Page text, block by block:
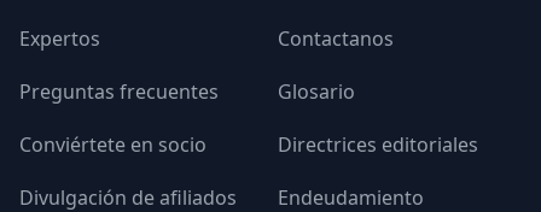
Expertos
Contactanos
Preguntas frecuentes
Glosario
Conviértete en socio
Directrices editoriales
Divulgación de afiliados
Endeudamiento